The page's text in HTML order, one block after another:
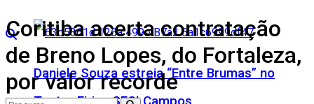
Daniele Souza estreia “Entre Brumas” no
Coritiba acerta contratação
de Breno Lopes, do Fortaleza,
por valor recorde